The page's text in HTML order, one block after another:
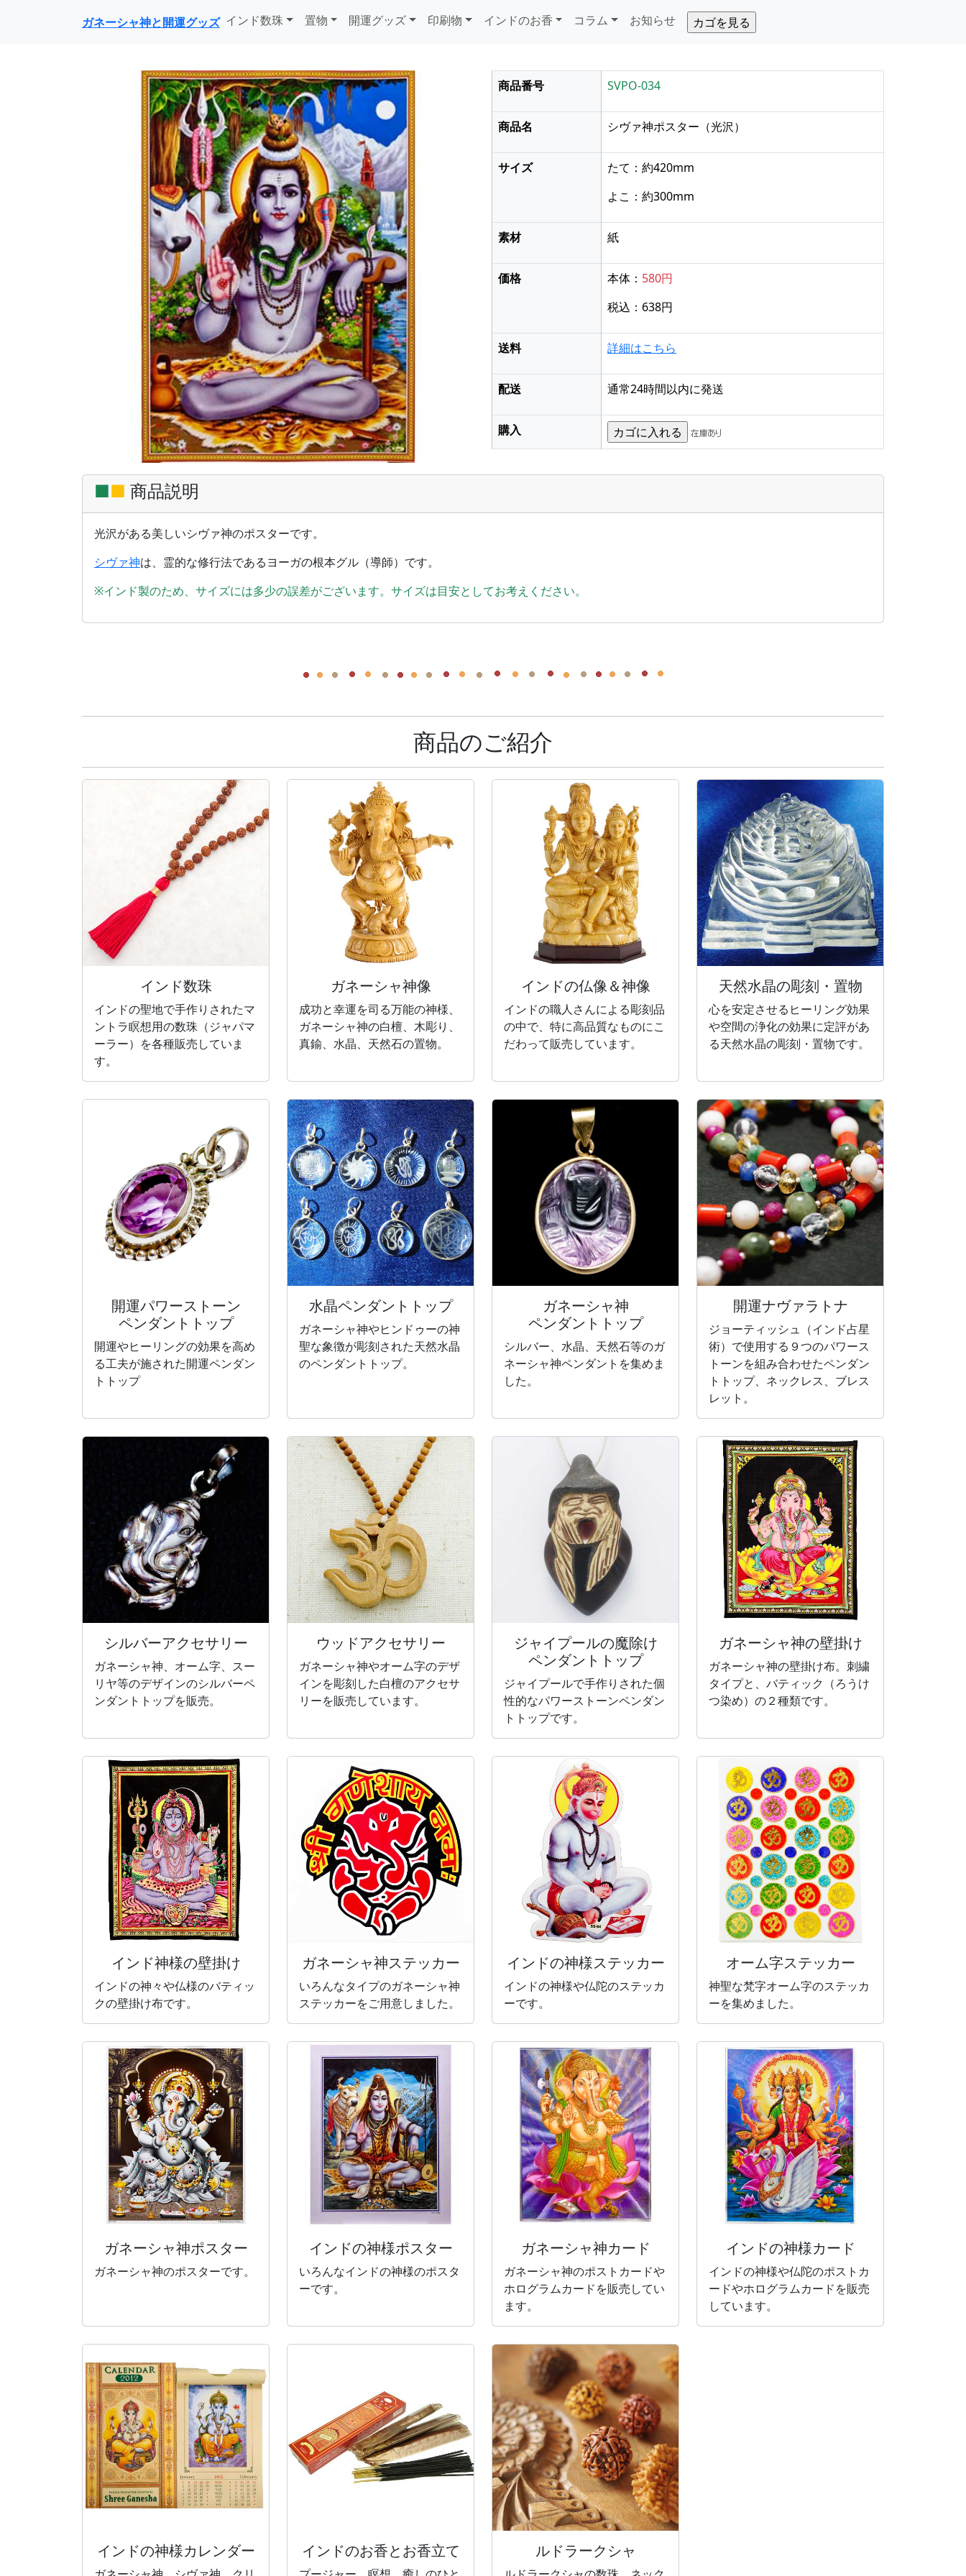
ガネーシャ神と開運グッズ インド数珠 置物 開運グッズ 印刷物 インドのお香 コラム お知らせ
前に戻る
商品番号 SVPO-034
商品名 シヴァ神ポスター （光沢）
サイズ
たて：約420mm
よこ：約300mm
素材 紙
価格 本体： 580円
税込：638円
送料 詳細はこちら
配送 通常24時間以内に発送
購入
■■ 商品説明
光沢がある美しいシヴァ神のポスターです。
シヴァ神は、霊的な修行法であるヨーガの根本グル（導師）です。
※インド製のため、サイズには多少の誤差がございます。サイズは目安としてお考えください。
商品のご紹介
インド数珠
インドの聖地で手作りされたマ
ントラ瞑想用の数珠（ジャパマ
ーラー）を各種販売していま
す。
ガネーシャ神像
成功と幸運を司る万能の神様、
ガネーシャ神の白檀、木彫り、
真鍮、水晶、天然石の置物。
インドの仏像＆神像
インドの職人さんによる彫刻品
の中で、特に高品質なものにこ
だわって販売しています。
天然水晶の彫刻・ 置物
心を安定させるヒーリング効果
や空間の浄化の効果に定評があ
る天然水晶の彫刻・置物です。
開運パワーストーン
ペンダントトップ
開運やヒーリングの効果を高め
る工夫が施された開運ペンダン
トトップ
水晶ペンダントトップ
ガネーシャ神やヒンドゥーの神
聖な象徴が彫刻された天然水晶
のペンダントトップ。
ガネーシャ神
ペンダントトップ
シルバー、水晶、天然石等のガ
ネーシャ神ペンダントを集めま
した。
開運ナヴァラトナ
ジョーティッシュ（インド占星
術）で使用する９つのパワース
トーンを組み合わせたペンダン
トトップ、ネックレス、ブレス
レット。
シルバーアクセサリー
ガネーシャ神、オーム字、スー
リヤ等のデザインのシルバーペ
ンダントトップを販売。
ウッドアクセサリー
ガネーシャ神やオーム字のデザ
インを彫刻した白檀のアクセサ
リーを販売しています。
ジャイプールの魔除け
ペンダントトップ
ジャイプールで手作りされた個
性的なパワーストーンペンダン
トトップです。
ガネーシャ神の壁掛け
ガネーシャ神の壁掛け布。刺繍
タイプと、バティック（ろうけ
つ染め）の２種類です。
インド神様の壁掛け
インドの神々や仏様のバティッ
クの壁掛け布です。
ガネーシャ神ステッカー
いろんなタイプのガネーシャ神
ステッカーをご用意しました。
インドの神様ステッカー
インドの神様や仏陀のステッカ
ーです。
オーム字ステッカー
神聖な梵字オーム字のステッカ
ーを集めました。
ガネーシャ神ポスター
ガネーシャ神のポスターです。
インドの神様ポスター
いろんなインドの神様のポスタ
ーです。
ガネーシャ神カード
ガネーシャ神のポストカードや
ホログラムカードを販売してい
ます。
インドの神様カード
インドの神様や仏陀のポストカ
ードやホログラムカードを販売
しています。
インドの神様カレンダー インドのお香とお香立て ルドラークシャ